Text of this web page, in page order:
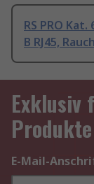
RS PRO
B RJ45,
Exklusiv
E-Mail-